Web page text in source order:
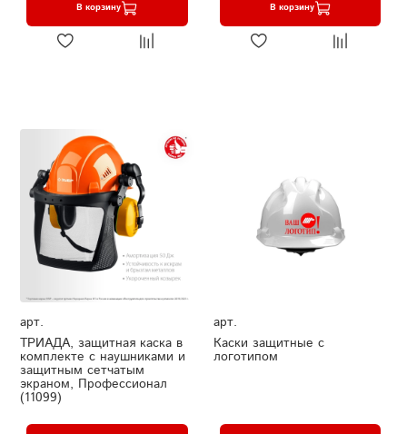
В корзину В корзину
арт.
ТРИАДА, защитная каска в
комплекте с наушниками и
защитным сетчатым
экраном, Профессионал
(11099)
арт.
Каски защитные с
логотипом